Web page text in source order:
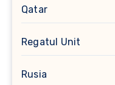
Qatar
Regatul Unit
Rusia